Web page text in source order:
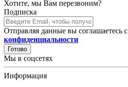
Хотите, мы Вам перезвоним?
Подписка
Отправляя данные вы соглашаетесь с
конфиденциальности
Готово
Мы в соцсетях
Информация